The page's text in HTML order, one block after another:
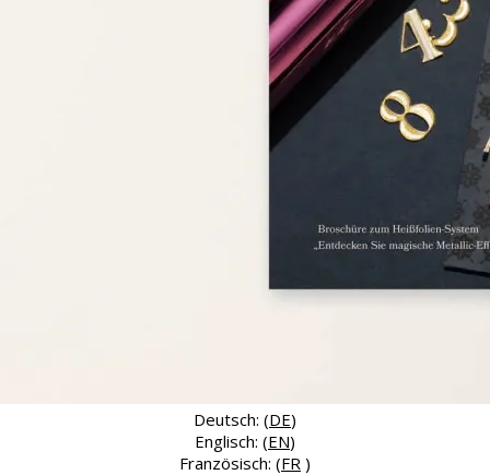
Deutsch: (DE)
Englisch: (EN)
Französisch: (FR )